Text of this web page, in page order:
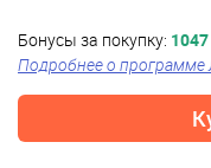
Бонусы за покупку:
Подробнее о программе